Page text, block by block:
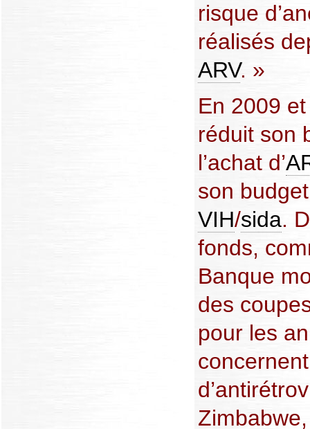
risque
réalisés
ARV. »
En 2009
réduit son
l’achat d’
son
VIH/sida.
fonds,
Banque
des
pour les